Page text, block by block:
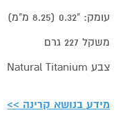
עומק: "0.32 (8.25 מ"מ)
משקל 227 גרם
צבע Natural Titanium
מידע בנושא קרינה >>